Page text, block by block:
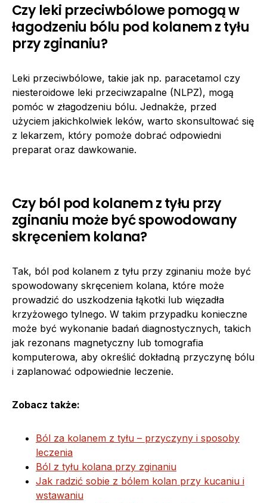
Czy leki przeciwbólowe pomogą w
łagodzeniu bólu pod kolanem z tyłu
przy zginaniu?
Leki przeciwbólowe, takie jak np. paracetamol czy
niesteroidowe leki przeciwzapalne (NLPZ), mogą
pomóc w złagodzeniu bólu. Jednakże, przed
użyciem jakichkolwiek leków, warto skonsultować się
z lekarzem, który pomoże dobrać odpowiedni
preparat oraz dawkowanie.
Czy ból pod kolanem z tyłu przy
zginaniu może być spowodowany
skręceniem kolana?
Tak, ból pod kolanem z tyłu przy zginaniu może być
spowodowany skręceniem kolana, które może
prowadzić do uszkodzenia łąkotki lub więzadła
krzyżowego tylnego. W takim przypadku konieczne
może być wykonanie badań diagnostycznych, takich
jak rezonans magnetyczny lub tomografia
komputerowa, aby określić dokładną przyczynę bólu
i zaplanować odpowiednie leczenie.
Zobacz także:
Ból za kolanem z tyłu – przyczyny i sposoby
leczenia
Ból z tyłu kolana przy zginaniu
Jak radzić sobie z bólem kolan przy kucaniu i
wstawaniu